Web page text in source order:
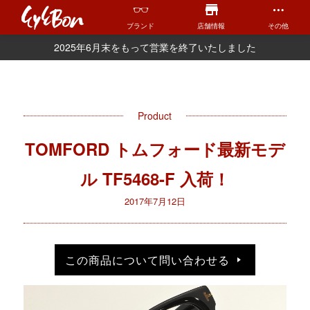
ブランド 店舗情報 その他
2025年6月末をもって営業を終了いたしました
Product
TOMFORD トムフォード最新モデ
ル TF5468-F 入荷！
2017年7月12日
この商品について問い合わせる